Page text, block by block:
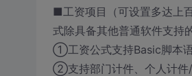
■工资项目（可设置多达上
式除具备其他普通软件支持
①工资公式支持Basic脚本语
②支持部门计件、个人计件/